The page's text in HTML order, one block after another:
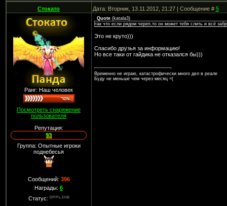
Стокато Дата: Вторник, 13.11.2012, 21:27 | Сообщение #5
Ранг: Наш человек
Посмотреть снаряжение
пользователя
Репутация:
93
Группа: Опытные игроки
поднебесья
Сообщений: 396
Награды: 6
Статус:
Quote(katala3)
так что если рядом череп,то он может тебя слить и всё
Это не круто)))
Спасибо друзья за информацию!
Но все таки от гайдика не отказался бы)))
Временно не играю, катастрофически много дел в реале
Буду не меньше чем через месяц =(